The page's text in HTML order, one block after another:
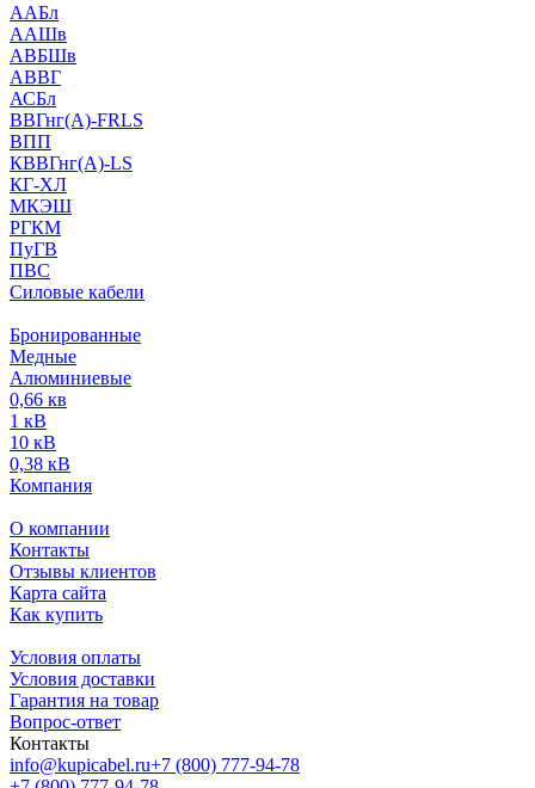
ААБл
ААШв
АВБШв
АВВГ
АСБл
ВВГнг(А)-FRLS
ВПП
КВВГнг(А)-LS
КГ-ХЛ
МКЭШ
РГКМ
ПуГВ
ПВС
Силовые кабели
Бронированные
Медные
Алюминиевые
0,66 кв
1 кВ
10 кВ
0,38 кВ
Компания
О компании
Контакты
Отзывы клиентов
Карта сайта
Как купить
Условия оплаты
Условия доставки
Гарантия на товар
Вопрос-ответ
Контакты
info@kupicabel.ru+7 (800) 777-94-78